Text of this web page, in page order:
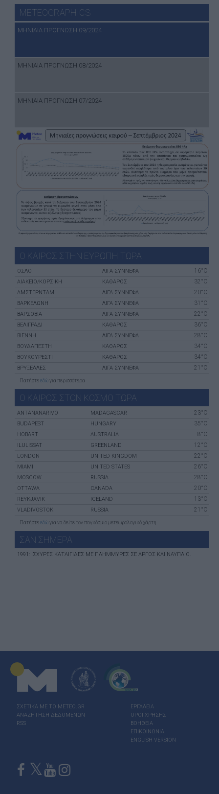
METEOGRAPHICS
ΜΗΝΙΑΙΑ ΠΡΟΓΝΩΣΗ 09/2024
ΜΗΝΙΑΙΑ ΠΡΟΓΝΩΣΗ 08/2024
ΜΗΝΙΑΙΑ ΠΡΟΓΝΩΣΗ 07/2024
Ο ΚΑΙΡΟΣ ΣΤΗΝ ΕΥΡΩΠΗ ΤΩΡΑ
ΌΣΛΟ ΛΙΓΑ ΣΥΝΝΕΦΑ 16°C
ΑΙΆΚΕΙΟ/ΚΟΡΣΙΚΉ ΚΑΘΑΡΟΣ 32°C
ΑΜΣΤΕΡΝΤΑΜ ΛΙΓΑ ΣΥΝΝΕΦΑ 20°C
ΒΑΡΚΕΛΏΝΗ ΛΙΓΑ ΣΥΝΝΕΦΑ 31°C
ΒΑΡΣΟΒΊΑ ΛΙΓΑ ΣΥΝΝΕΦΑ 22°C
ΒΕΛΙΓΡΆΔΙ ΚΑΘΑΡΟΣ 36°C
ΒΙΈΝΝΗ ΛΙΓΑ ΣΥΝΝΕΦΑ 28°C
ΒΟΥΔΑΠΈΣΤΗ ΚΑΘΑΡΟΣ 34°C
ΒΟΥΚΟΥΡΈΣΤΙ ΚΑΘΑΡΟΣ 34°C
ΒΡΥΞΈΛΛΕΣ ΛΙΓΑ ΣΥΝΝΕΦΑ 21°C
Πατήστε εδώγια περισσότερα
Ο ΚΑΙΡΟΣ ΣΤΟΝ ΚΟΣΜΟ ΤΩΡΑ
ANTANANARIVO MADAGASCAR 23°C
BUDAPEST HUNGARY 35°C
HOBART AUSTRALIA 8°C
ILULISSAT GREENLAND 12°C
LONDON UNITED KINGDOM 22°C
MIAMI UNITED STATES 26°C
MOSCOW RUSSIA 28°C
OTTAWA CANADA 20°C
REYKJAVIK ICELAND 13°C
VLADIVOSTOK RUSSIA 21°C
Πατήστε εδώγια να δείτε τον παγκόσμιο μετεωρολογικό χάρτη
ΣΑΝ ΣHΜΕΡΑ
1991: ΙΣΧΥΡΈΣ ΚΑΤΑΙΓΊΔΕΣ ΜΕ ΠΛΗΜΜΎΡΕΣ ΣΕ ΑΡΓΟΣ ΚΑΙ ΝΑΎΠΛΙΟ.
ΣΧΕΤΙΚΑ ΜΕ ΤΟ ΜΕΤΕΟ.GR
ΑΝΑΖΗΤΗΣΗ ΔΕΔΟΜΕΝΩΝ
RSS
ΕΡΓΑΛΕΙΑ
ΟΡΟΙ ΧΡΗΣΗΣ
ΒΟΗΘΕΙΑ
ΕΠΙΚΟΙΝΩΝΙΑ
ENGLISH VERSION